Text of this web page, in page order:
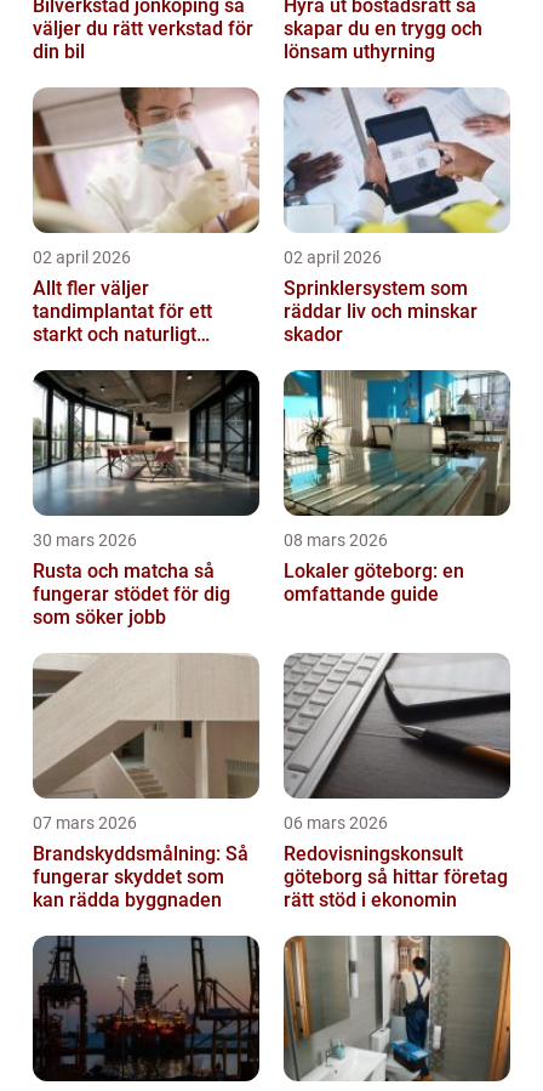
Bilverkstad jönköping så
väljer du rätt verkstad för
din bil
Hyra ut bostadsrätt så
skapar du en trygg och
lönsam uthyrning
02 april 2026
Allt fler väljer
tandimplantat för ett
starkt och naturligt
02 april 2026
Sprinklersystem som
räddar liv och minskar
skador
30 mars 2026
Rusta och matcha så
fungerar stödet för dig
som söker jobb
08 mars 2026
Lokaler göteborg: en
omfattande guide
07 mars 2026
Brandskyddsmålning: Så
fungerar skyddet som
kan rädda byggnaden
06 mars 2026
Redovisningskonsult
göteborg så hittar företag
rätt stöd i ekonomin